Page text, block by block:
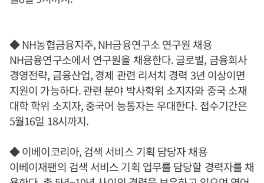
◆ NH농협금융지주, NH금융연구소 연구원 채용
NH금융연구소에서 연구원을 채용한다. 글로벌, 금융회사
경영전략, 금융산업, 경제 관련 리서치 경력 3년 이상이면
지원이 가능하다. 관련 분야 박사학위 소지자와 중국 소재
대학 학위 소지자, 중국어 능통자는 우대한다. 접수기간은
5월16일 18시까지.
◆ 이베이코리아, 검색 서비스 기획 담당자 채용
이베이재팬의 검색 서비스 기획 업무를 담당할 경력자를 채